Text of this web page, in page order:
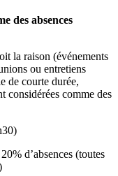
des absences
la raison (événements
ou entretiens
de courte durée,
considérées comme des
d’absences (toutes